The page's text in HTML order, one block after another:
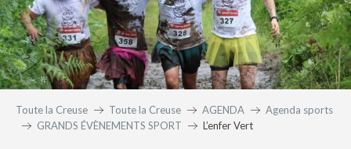
Toute la Creuse Toute la Creuse AGENDA
Agenda sports
GRANDS ÉVÈNEMENTS SPORT
L’enfer Vert